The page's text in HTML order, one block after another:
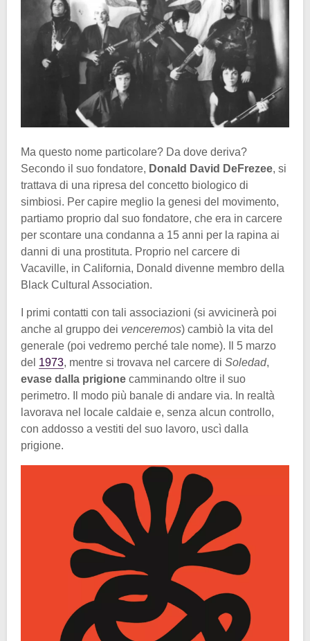
Ma questo nome particolare? Da dove deriva?
Secondo il suo fondatore, Donald David DeFrezee, si
trattava di una ripresa del concetto biologico di
simbiosi. Per capire meglio la genesi del movimento,
partiamo proprio dal suo fondatore, che era in carcere
per scontare una condanna a 15 anni per la rapina ai
danni di una prostituta. Proprio nel carcere di
Vacaville, in California, Donald divenne membro della
Black Cultural Association.
I primi contatti con tali associazioni (si avvicinerà poi
anche al gruppo dei venceremos) cambiò la vita del
generale (poi vedremo perché tale nome). Il 5 marzo
del 1973, mentre si trovava nel carcere di Soledad,
evase dalla prigione camminando oltre il suo
perimetro. Il modo più banale di andare via. In realtà
lavorava nel locale caldaie e, senza alcun controllo,
con addosso a vestiti del suo lavoro, uscì dalla
prigione.